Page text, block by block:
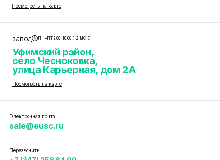
Посмотреть на карте
завод ПН–ПТ 9.00–18.00 (+2 МСК)
Уфимский район,
село Чесноковка,
улица Карьерная, дом 2А
Посмотреть на карте
Электронная почта
sale@eusc.ru
Перезвонить